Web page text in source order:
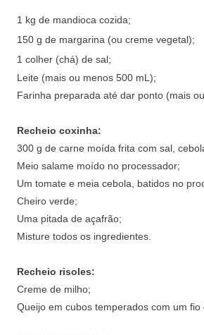
1 kg de mandioca cozida;
150 g de margarina (ou creme vegetal);
1 colher (chá) de sal;
Leite (mais ou menos 500 mL);
Farinha preparada até dar ponto (mais
Recheio coxinha:
300 g de carne moída frita com sal,
Meio salame moído no processador;
Um tomate e meia cebola, batidos no
Cheiro verde;
Uma pitada de açafrão;
Misture todos os ingredientes.
Recheio risoles:
Creme de milho;
Queijo em cubos temperados com um fio